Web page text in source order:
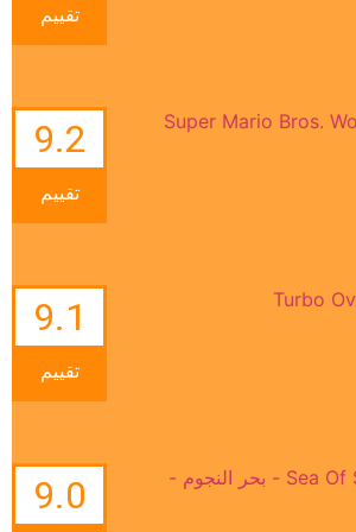
تقييم
9.2
تقييم
9.1
تقييم
9.0